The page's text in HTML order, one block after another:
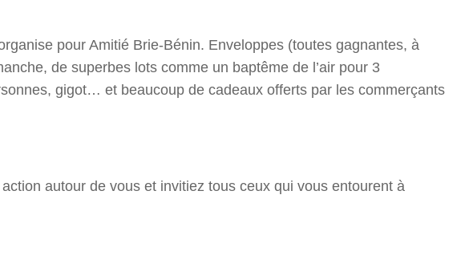
pour Amitié Brie-Bénin. Enveloppes (toutes gagnantes, à
de superbes lots comme un baptême de l’air pour 3
gigot… et beaucoup de cadeaux offerts par les commerçants
autour de vous et invitiez tous ceux qui vous entourent à